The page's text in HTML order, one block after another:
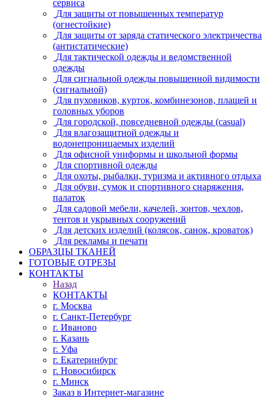
сервиса
Для защиты от повышенных температур
(огнестойкие)
Для защиты от заряда статического электричества
(антистатические)
Для тактической одежды и ведомственной
одежды
Для сигнальной одежды повышенной видимости
(сигнальной)
Для пуховиков, курток, комбинезонов, плащей и
головных уборов
Для городской, повседневной одежды (casual)
Для влагозащитной одежды и
водонепроницаемых изделий
Для офисной униформы и школьной формы
Для спортивной одежды
Для охоты, рыбалки, туризма и активного отдыха
Для обуви, сумок и спортивного снаряжения,
палаток
Для садовой мебели, качелей, зонтов, чехлов,
тентов и укрывных сооружений
Для детских изделий (колясок, санок, кроваток)
Для рекламы и печати
ОБРАЗЦЫ ТКАНЕЙ
ГОТОВЫЕ ОТРЕЗЫ
КОНТАКТЫ
Назад
КОНТАКТЫ
г. Москва
г. Санкт-Петербург
г. Иваново
г. Казань
г. Уфа
г. Екатеринбург
г. Новосибирск
г. Минск
Заказ в Интернет-магазине